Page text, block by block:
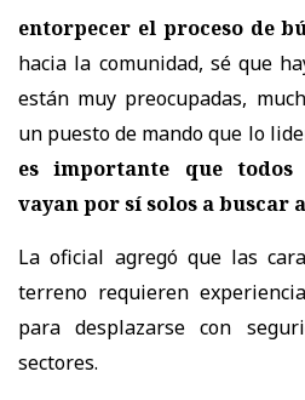
entorpecer el proceso de
hacia la comunidad, sé que
están muy preocupadas,
un puesto de mando que lo
es importante que
vayan por sí solos a buscar
La oficial agregó que las
terreno requieren
para desplazarse con
sectores.